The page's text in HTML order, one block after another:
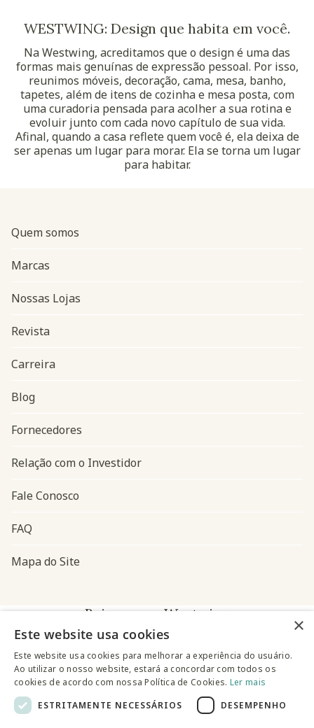
WESTWING: Design que habita em você.
Na Westwing, acreditamos que o design é uma das
formas mais genuínas de expressão pessoal. Por isso,
reunimos móveis, decoração, cama, mesa, banho,
tapetes, além de itens de cozinha e mesa posta, com
uma curadoria pensada para acolher a sua rotina e
evoluir junto com cada novo capítulo de sua vida.
Afinal, quando a casa reflete quem você é, ela deixa de
ser apenas um lugar para morar. Ela se torna um lugar
para habitar.
Navegação do rodapé
Quem somos
Marcas
Nossas Lojas
Revista
Carreira
Blog
Fornecedores
Relação com o Investidor
Fale Conosco
FAQ
Mapa do Site
Baixe o app Westwing
×
Este website usa cookies
Este website usa cookies para melhorar a experiência do usuário.
Ao utilizar o nosso website, estará a concordar com todos os
cookies de acordo com nossa Política de Cookies. Ler mais
ESTRITAMENTE NECESSÁRIOS
DESEMPENHO